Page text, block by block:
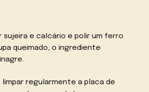
sujeira e calcário e polir um ferro
queimado, o ingrediente
limpar regularmente a placa de